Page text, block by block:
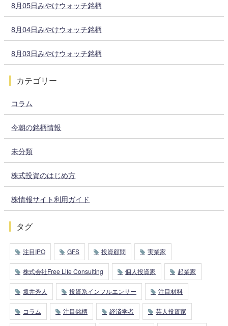
8月05日みやけウォッチ銘柄
8月04日みやけウォッチ銘柄
8月03日みやけウォッチ銘柄
カテゴリー
コラム
今朝の銘柄情報
未分類
株式投資のはじめ方
株情報サイト利用ガイド
タグ
注目IPO GFS 投資顧問 実業家
株式会社Free Life Consulting 個人投資家 起業家
坂井秀人 投資系インフルエンサー 注目材料
コラム 注目銘柄 経済学者 芸人投資家